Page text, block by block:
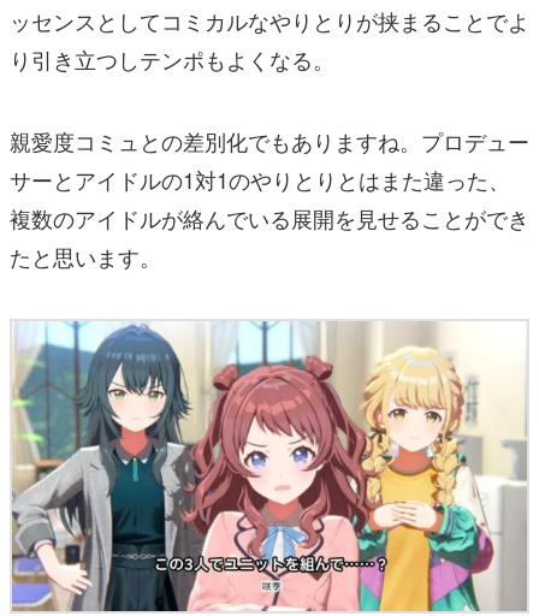
ッセンスとしてコミカルなやりとりが挟まることでよ
り引き立つしテンポもよくなる。
親愛度コミュとの差別化でもありますね。プロデュー
サーとアイドルの1対1のやりとりとはまた違った、
複数のアイドルが絡んでいる展開を見せることができ
たと思います。